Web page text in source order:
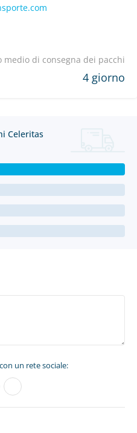
medio di consegna dei pacchi
4 giorno
Celeritas
un rete sociale: